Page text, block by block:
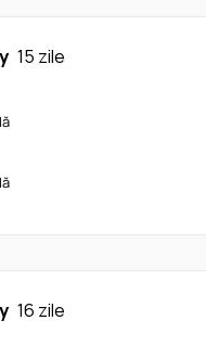
15 zile
16 zile